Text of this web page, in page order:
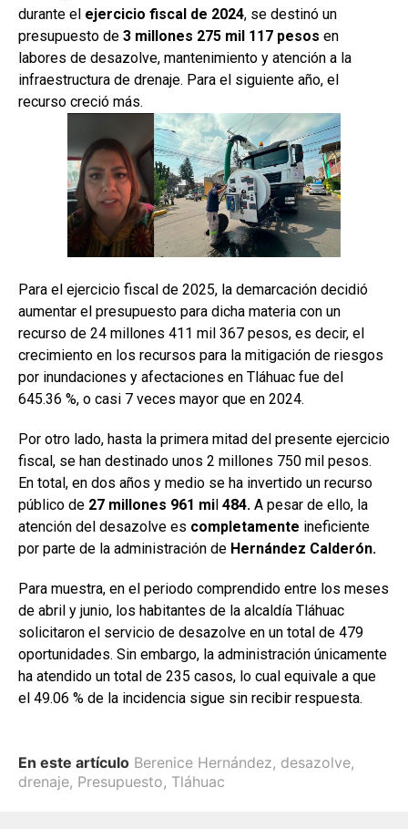
durante el ejercicio fiscal de 2024, se destinó un
presupuesto de 3 millones 275 mil 117 pesos en
labores de desazolve, mantenimiento y atención a la
infraestructura de drenaje. Para el siguiente año, el
recurso creció más.
Para el ejercicio fiscal de 2025, la demarcación decidió
aumentar el presupuesto para dicha materia con un
recurso de 24 millones 411 mil 367 pesos, es decir, el
crecimiento en los recursos para la mitigación de riesgos
por inundaciones y afectaciones en Tláhuac fue del
645.36 %, o casi 7 veces mayor que en 2024.
Por otro lado, hasta la primera mitad del presente ejercicio
fiscal, se han destinado unos 2 millones 750 mil pesos.
En total, en dos años y medio se ha invertido un recurso
público de 27 millones 961 mil 484. A pesar de ello, la
atención del desazolve es completamente ineficiente
por parte de la administración de Hernández Calderón.
Para muestra, en el periodo comprendido entre los meses
de abril y junio, los habitantes de la alcaldía Tláhuac
solicitaron el servicio de desazolve en un total de 479
oportunidades. Sin embargo, la administración únicamente
ha atendido un total de 235 casos, lo cual equivale a que
el 49.06 % de la incidencia sigue sin recibir respuesta.
En este artículo Berenice Hernández, desazolve,
drenaje, Presupuesto, Tláhuac